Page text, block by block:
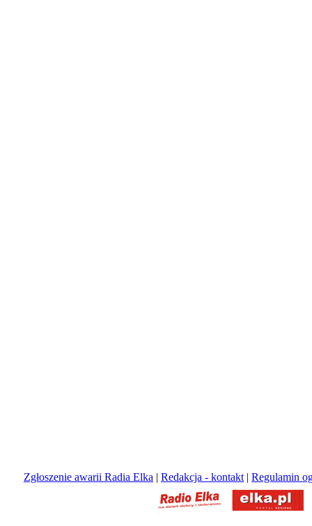
Zgłoszenie awarii Radia Elka | Redakcja - kontakt | Regulamin